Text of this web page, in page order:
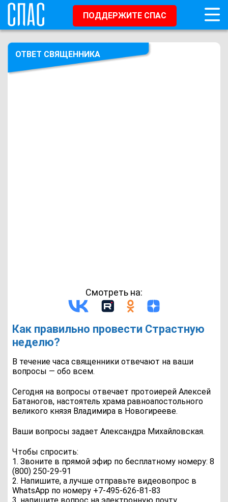
ПОДДЕРЖИТЕ СПАС
ОТВЕТ СВЯЩЕННИКА
Смотреть на:
Как правильно провести Страстную
неделю?
В течение часа священники отвечают на ваши
вопросы — обо всем.
Сегодня на вопросы отвечает протоиерей Алексей
Батаногов, настоятель храма равноапостольного
великого князя Владимира в Новогирееве.
Ваши вопросы задает Александра Михайловская.
Чтобы спросить:
1. Звоните в прямой эфир по бесплатному номеру: 8
(800) 250-29-91
2. Напишите, а лучше отправьте видеовопрос в
WhatsApp по номеру +7-495-626-81-83